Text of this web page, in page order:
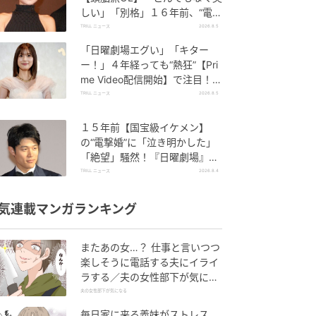
しい」「別格」１６年前、“電撃
引退”した「伝説級」美人女優
TRILL ニュース 2026.8.5
「日曜劇場エグい」「キター
ー！」４年経っても“熱狂”【Pri
me Video配信開始】で注目！主
演級キャスト“大集結”に「レベ
TRILL ニュース 2026.8.5
１５年前【国宝級イケメン】
の“電撃婚”に「泣き明かした」
「絶望」騒然！『日曜劇場』劇
場版シリーズで巻き起こす“旋
TRILL ニュース 2026.8.4
連載マンガランキング
またあの女…？ 仕事と言いつつ
楽しそうに電話する夫にイライ
ラする／夫の女性部下が気にな
る（1）【夫婦の危機 まんが】
夫の女性部下が気になる